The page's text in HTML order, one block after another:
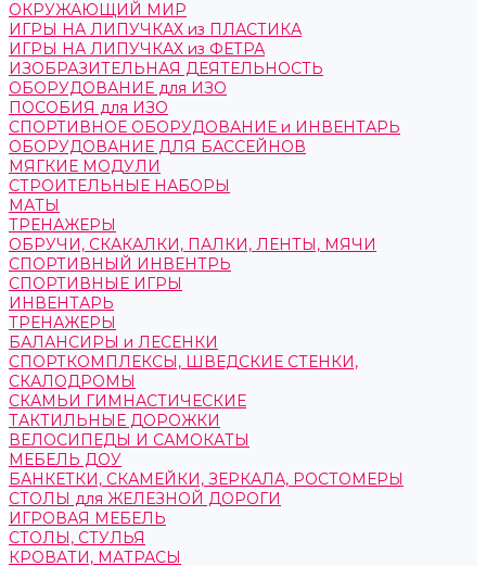
ОКРУЖАЮЩИЙ МИР
ИГРЫ НА ЛИПУЧКАХ из ПЛАСТИКА
ИГРЫ НА ЛИПУЧКАХ из ФЕТРА
ИЗОБРАЗИТЕЛЬНАЯ ДЕЯТЕЛЬНОСТЬ
ОБОРУДОВАНИЕ для ИЗО
ПОСОБИЯ для ИЗО
СПОРТИВНОЕ ОБОРУДОВАНИЕ и ИНВЕНТАРЬ
ОБОРУДОВАНИЕ ДЛЯ БАССЕЙНОВ
МЯГКИЕ МОДУЛИ
СТРОИТЕЛЬНЫЕ НАБОРЫ
МАТЫ
ТРЕНАЖЕРЫ
ОБРУЧИ, СКАКАЛКИ, ПАЛКИ, ЛЕНТЫ, МЯЧИ
СПОРТИВНЫЙ ИНВЕНТРЬ
СПОРТИВНЫЕ ИГРЫ
ИНВЕНТАРЬ
ТРЕНАЖЕРЫ
БАЛАНСИРЫ и ЛЕСЕНКИ
СПОРТКОМПЛЕКСЫ, ШВЕДСКИЕ СТЕНКИ,
СКАЛОДРОМЫ
СКАМЬИ ГИМНАСТИЧЕСКИЕ
ТАКТИЛЬНЫЕ ДОРОЖКИ
ВЕЛОСИПЕДЫ И САМОКАТЫ
МЕБЕЛЬ ДОУ
БАНКЕТКИ, СКАМЕЙКИ, ЗЕРКАЛА, РОСТОМЕРЫ
СТОЛЫ для ЖЕЛЕЗНОЙ ДОРОГИ
ИГРОВАЯ МЕБЕЛЬ
СТОЛЫ, СТУЛЬЯ
КРОВАТИ, МАТРАСЫ